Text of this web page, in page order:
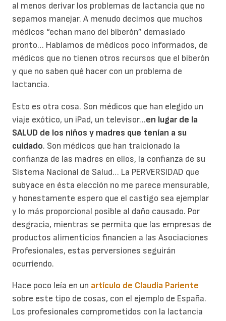
al menos derivar los problemas de lactancia que no
sepamos manejar. A menudo decimos que muchos
médicos “echan mano del biberón” demasiado
pronto… Hablamos de médicos poco informados, de
médicos que no tienen otros recursos que el biberón
y que no saben qué hacer con un problema de
lactancia.
Esto es otra cosa. Son médicos que han elegido un
viaje exótico, un iPad, un televisor…en lugar de la
SALUD de los niños y madres que tenían a su
cuidado. Son médicos que han traicionado la
confianza de las madres en ellos, la confianza de su
Sistema Nacional de Salud… La PERVERSIDAD que
subyace en ésta elección no me parece mensurable,
y honestamente espero que el castigo sea ejemplar
y lo más proporcional posible al daño causado. Por
desgracia, mientras se permita que las empresas de
productos alimenticios financien a las Asociaciones
Profesionales, estas perversiones seguirán
ocurriendo.
Hace poco leía en un artículo de Claudia Pariente
sobre este tipo de cosas, con el ejemplo de España.
Los profesionales comprometidos con la lactancia